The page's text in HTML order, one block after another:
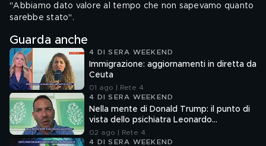
"Abbiamo dato valore al tempo che non sapevamo quanto
sarebbe stato".
Guarda anche
4 DI SERA WEEKEND
Immigrazione: aggiornamenti in diretta da
Ceuta
01 ago | Rete 4
4 DI SERA WEEKEND
Nella mente di Donald Trump: il punto di
vista dello psichiatra Leonardo
Mendolicchio
02 ago | Rete 4
4 DI SERA WEEKEND